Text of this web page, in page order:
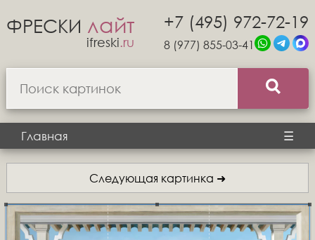
ФРЕСКИ лайт
ifreski.ru
+7 (495) 972-72-19
8 (977) 855-03-41
Главная ☰
Следующая картинка ➜